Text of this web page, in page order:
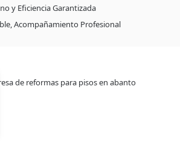
y Eficiencia Garantizada
Acompañamiento Profesional